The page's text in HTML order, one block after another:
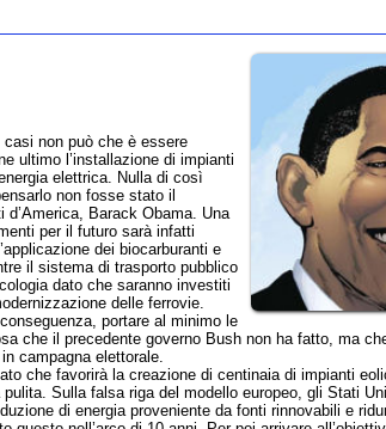
che è essere
Nulla di così
fosse stato il
Barack Obama. Una
sarà infatti
dei biocarburanti e
di trasporto pubblico
che saranno investiti
delle ferrovie.
portare al minimo le
governo Bush non ha fatto, ma che Obama ha
elettorale.
la creazione di centinaia di impianti eolici e solari in ogni
falsa riga del modello europeo, gli Stati Uniti dovranno poi
proveniente da fonti rinnovabili e ridurre del 15% i
di 10 anni. Per poi arrivare all’obiettivo probabilmente
di anidride carbonica entro il 2050.
dei trattati internazionali sul clima, senza aspettare che
di CO2 al mondo, facciano altrettanto. Per fare ciò il